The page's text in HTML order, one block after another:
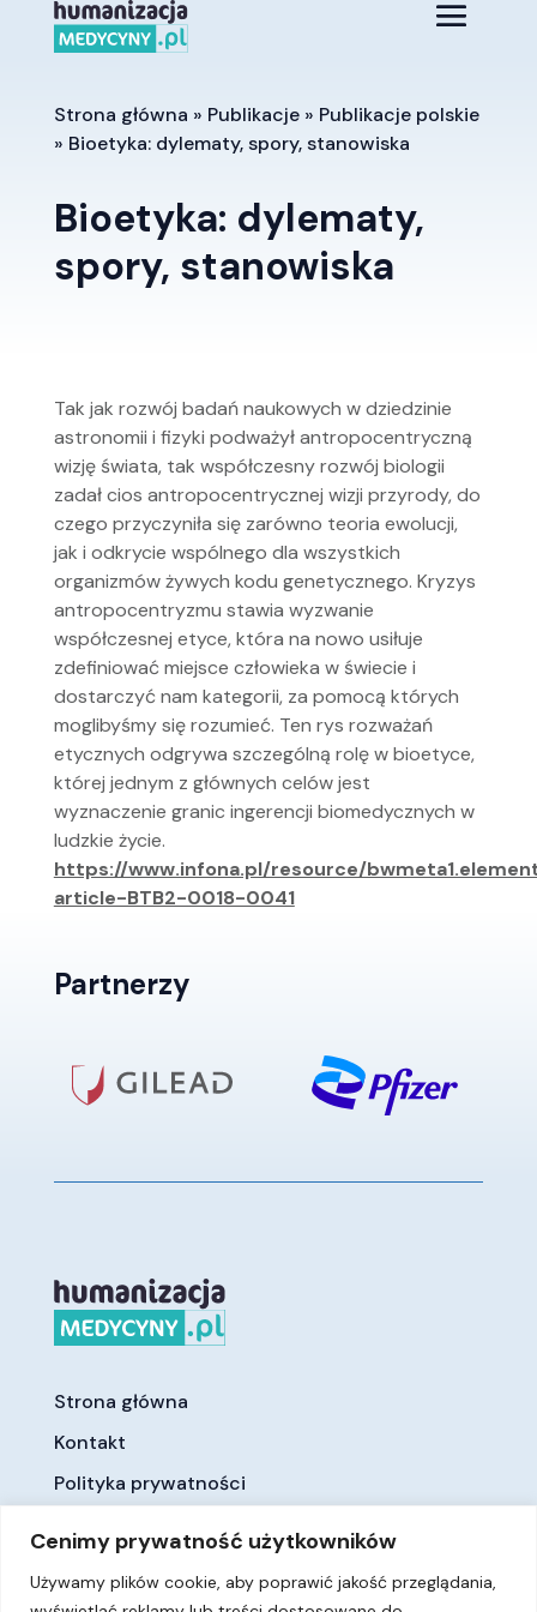
Cenimy prywatność użytkowników
Używamy plików cookie, aby poprawić jakość przeglądania,
Strona główna » Publikacje» Publikacje polskie
» Bioetyka: dylematy, spory, stanowiska
Bioetyka: dylematy,
spory, stanowiska
Tak jak rozwój badań naukowych w dziedzinie
astronomii i fizyki podważył antropocentryczną
wizję świata, tak współczesny rozwój biologii
zadał cios antropocentrycznej wizji przyrody, do
czego przyczyniła się zarówno teoria ewolucji,
jak i odkrycie wspólnego dla wszystkich
organizmów żywych kodu genetycznego. Kryzys
antropocentryzmu stawia wyzwanie
współczesnej etyce, która na nowo usiłuje
zdefiniować miejsce człowieka w świecie i
dostarczyć nam kategorii, za pomocą których
moglibyśmy się rozumieć. Ten rys rozważań
etycznych odgrywa szczególną rolę w bioetyce,
której jednym z głównych celów jest
wyznaczenie granic ingerencji biomedycznych w
ludzkie życie.
https://www.infona.pl/resource/
article-BTB2-0018-0041
Partnerzy
Strona główna
Kontakt
Polityka prywatności